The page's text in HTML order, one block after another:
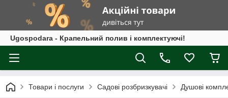
Ugospodara - Крапельний полив і комплектуючі!
Товари і послуги Садові розбризкувачі Душові